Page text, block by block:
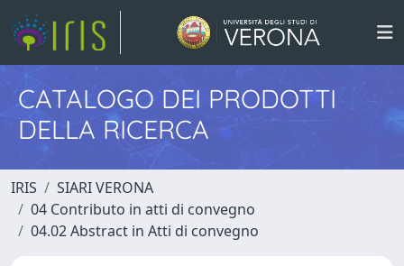
CATALOGO DEI PRODOTTI
DELLA RICERCA
IRIS
SIARI VERONA
04 Contributo in atti di convegno
04.02 Abstract in Atti di convegno